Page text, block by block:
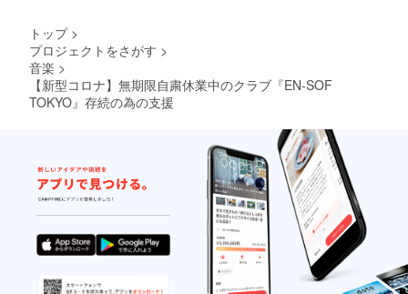
トップ >
プロジェクトをさがす >
音楽 >
【新型コロナ】無期限自粛休業中のクラブ『EN-SOF
TOKYO』存続の為の支援